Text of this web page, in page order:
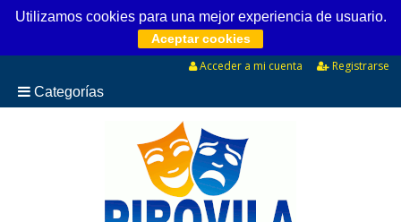
Utilizamos cookies para una mejor experiencia de usuario.
Aceptar cookies
Acceder a mi cuenta
Registrarse
Categorías